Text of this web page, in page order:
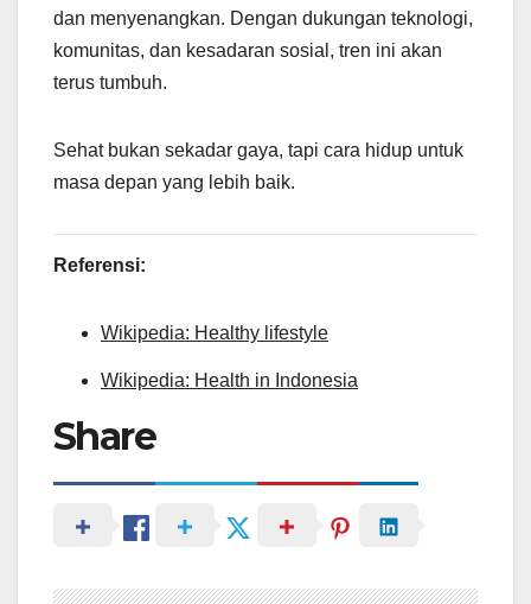
dan menyenangkan. Dengan dukungan teknologi,
komunitas, dan kesadaran sosial, tren ini akan
terus tumbuh.
Sehat bukan sekadar gaya, tapi cara hidup untuk
masa depan yang lebih baik.
Referensi:
Wikipedia: Healthy lifestyle
Wikipedia: Health in Indonesia
Share